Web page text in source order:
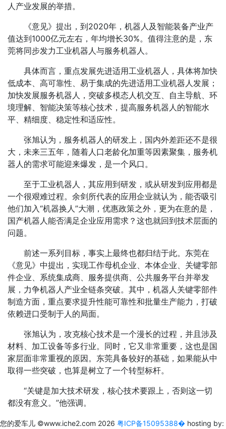
人产业发展的举措。
《意见》提出，到2020年，机器人及智能装备产业产
值达到1000亿元左右，年均增长30%。值得注意的是，东
莞将同步发力工业机器人与服务机器人。
具体而言，重点发展先进适用工业机器人，具体将加快
低成本、高可靠性、易于集成的先进适用工业机器人发展；
加快发展服务机器人，突破多模态人机交互、自主导航、环
境理解、智能决策等核心技术，提高服务机器人的智能水
平、精细度、稳定性和适应性。
张旭认为，服务机器人的研发上，国内外差距还不是很
大，未来三五年，随着人口老龄化加重等因素聚集，服务机
器人的需求可能迎来爆发，是一个风口。
至于工业机器人，其应用到研发，或从研发到应用都是
一个很艰难过程。余剑所代表的应用企业就认为，能否吸引
他们加入“机器换人”大潮，优惠政策之外，更为在意的是，
国产机器人能否满足企业应用需求？这也就回到技术层面的
问题。
前述一系列目标，事实上最终也都归结于此。东莞在
《意见》中提出，实现工作母机企业、本体企业、关键零部
件企业、系统集成商、服务提供商、公共服务平台并举发
展，力争机器人产业全链条突破。其中，机器人关键零部件
制造方面，重点要求提升性能可靠性和批量生产能力，打破
依赖进口受制于人的局面。
张旭认为，攻克核心技术是一个漫长的过程，并且涉及
材料、加工设备等多行业。同时，它又非常重要，这也是国
家层面非常重视的原因。东莞具备较好的基础，如果能从中
取得一些突破，也算是树立了一个转型标杆。
“关键是加大技术研发，核心技术要跟上，否则这一切
都没有意义。”他强调。
您的爱车儿 ©www.iche2.com 2026 粤ICP备15095388� hosting by: